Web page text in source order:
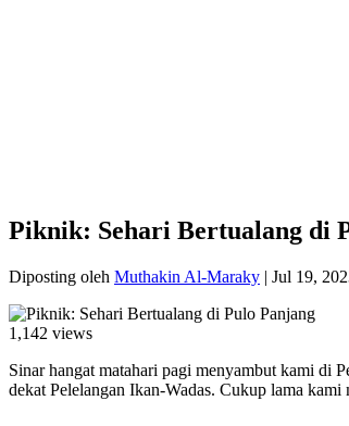
Piknik: Sehari Bertualang di
Diposting oleh Muthakin Al-Maraky | Jul 19,
1,142 views
Sinar hangat matahari pagi menyambut kami di
dekat Pelelangan Ikan-Wadas. Cukup lama